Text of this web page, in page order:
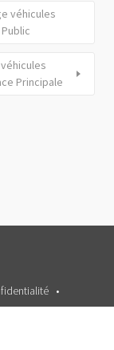
véhicules
Principale